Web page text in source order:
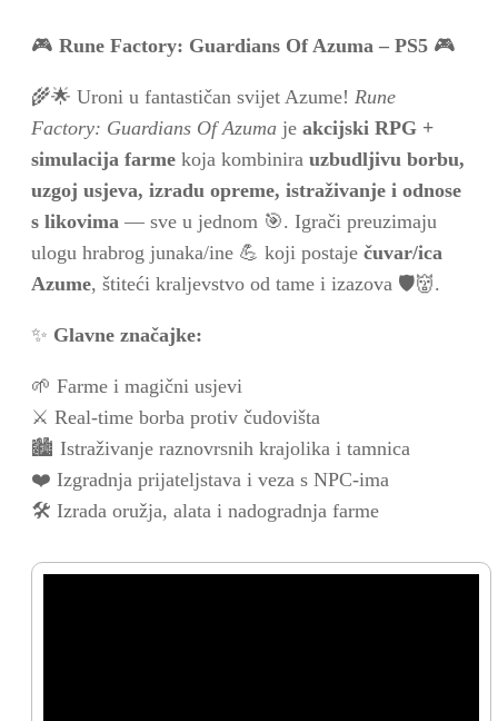
🎮 Rune Factory: Guardians Of Azuma – PS5 🎮
🌾🌟 Uroni u fantastičan svijet Azume! Rune
Factory: Guardians Of Azuma je akcijski RPG +
simulacija farme koja kombinira uzbudljivu borbu,
uzgoj usjeva, izradu opreme, istraživanje i odnose
s likovima — sve u jednom 🎯. Igrači preuzimaju
ulogu hrabrog junaka/ine 💪 koji postaje čuvar/ica
Azume, štiteći kraljevstvo od tame i izazova 🛡️👹.
✨ Glavne značajke:
🌱 Farme i magični usjevi
⚔️ Real-time borba protiv čudovišta
🏙️ Istraživanje raznovrsnih krajolika i tamnica
❤️ Izgradnja prijateljstava i veza s NPC-ima
🛠️ Izrada oružja, alata i nadogradnja farme